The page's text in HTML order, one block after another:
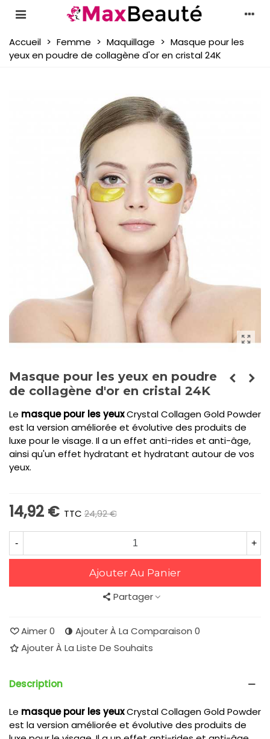
Accueil > Femme > Maquillage > Masque pour les
yeux en poudre de collagène d'or en cristal 24K
Masque pour les yeux en poudre
de collagène d'or en cristal 24K
Le masque pour les yeuxCrystal Collagen Gold Powder
est la version améliorée et évolutive des produits de
luxe pour le visage. Il a un effet anti-rides et anti-âge,
ainsi qu'un effet hydratant et hydratant autour de vos
yeux.
14,92 € TTC 24,92 €
- +
Ajouter Au Panier
Partager
Aimer0 Ajouter À La Comparaison 0
Ajouter À La Liste De Souhaits
Description
Le masque pour les yeuxCrystal Collagen Gold Powder
est la version améliorée et évolutive des produits de